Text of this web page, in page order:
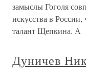
замыслы Гоголя
искусства в
талант Щепкина. А
Дуничев